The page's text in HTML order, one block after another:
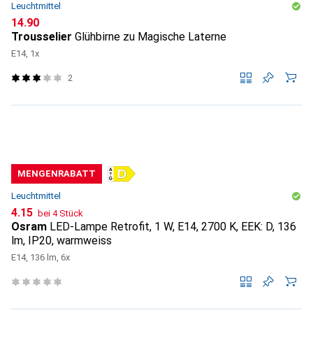
Leuchtmittel
CHF
14.90
Trousselier Glühbirne zu Magische Laterne
E14, 1x
2
MENGENRABATT
Leuchtmittel
CHF
4.15 bei 4 Stück
Osram LED-Lampe Retrofit, 1 W, E14, 2700 K, EEK: D, 136
lm, IP20, warmweiss
E14, 136 lm, 6x